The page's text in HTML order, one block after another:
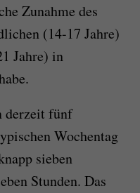
Zunahme des
(14-17 Jahre)
Jahre) in
derzeit fünf
Wochentag
sieben
Stunden. Das